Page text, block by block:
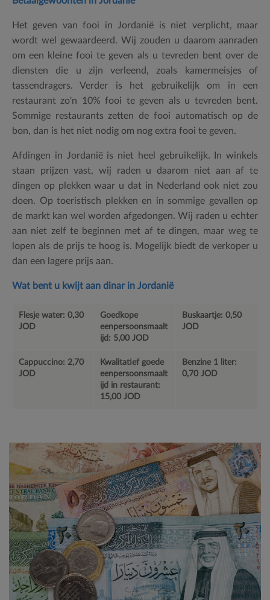
Het geven van fooi in Jordanië is niet verplicht, maar
wordt wel gewaardeerd. Wij zouden u daarom aanraden
om een kleine fooi te geven als u tevreden bent over de
diensten die u zijn verleend, zoals kamermeisjes of
tassendragers. Verder is het gebruikelijk om in een
restaurant zo'n 10% fooi te geven als u tevreden bent.
Sommige restaurants zetten de fooi automatisch op de
bon, dan is het niet nodig om nog extra fooi te geven.
Afdingen in Jordanië is niet heel gebruikelijk. In winkels
staan prijzen vast, wij raden u daarom niet aan af te
dingen op plekken waar u dat in Nederland ook niet zou
doen. Op toeristisch plekken en in sommige gevallen op
de markt kan wel worden afgedongen. Wij raden u echter
aan niet zelf te beginnen met af te dingen, maar weg te
lopen als de prijs te hoog is. Mogelijk biedt de verkoper u
dan een lagere prijs aan.
Wat bent u kwijt aan dinar in Jordanië
Flesje water: 0,30
JOD
Goedkope
eenpersoonsmaalt
ijd: 5,00 JOD
Buskaartje: 0,50
JOD
Cappuccino: 2,70
JOD
Kwalitatief goede
eenpersoonsmaalt
ijd in restaurant:
15,00 JOD
Benzine 1 liter:
0,70 JOD